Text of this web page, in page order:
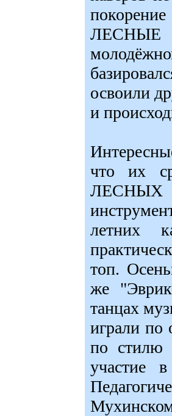
ЛЕСНЫЕ
освоили
и
что их
ЛЕСНЫХ
летних
топ.
же
танцах
играли по
по стилю